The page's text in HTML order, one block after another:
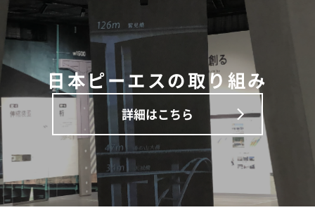
日本ピーエスの取り組み
詳細はこちら